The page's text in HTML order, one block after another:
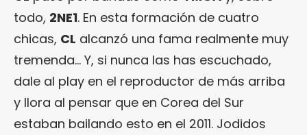
todo, 2NE1. En esta formación de cuatro
chicas, CL alcanzó una fama realmente muy
tremenda… Y, si nunca las has escuchado,
dale al play en el reproductor de más arriba
y llora al pensar que en Corea del Sur
estaban bailando esto en el 2011. Jodidos